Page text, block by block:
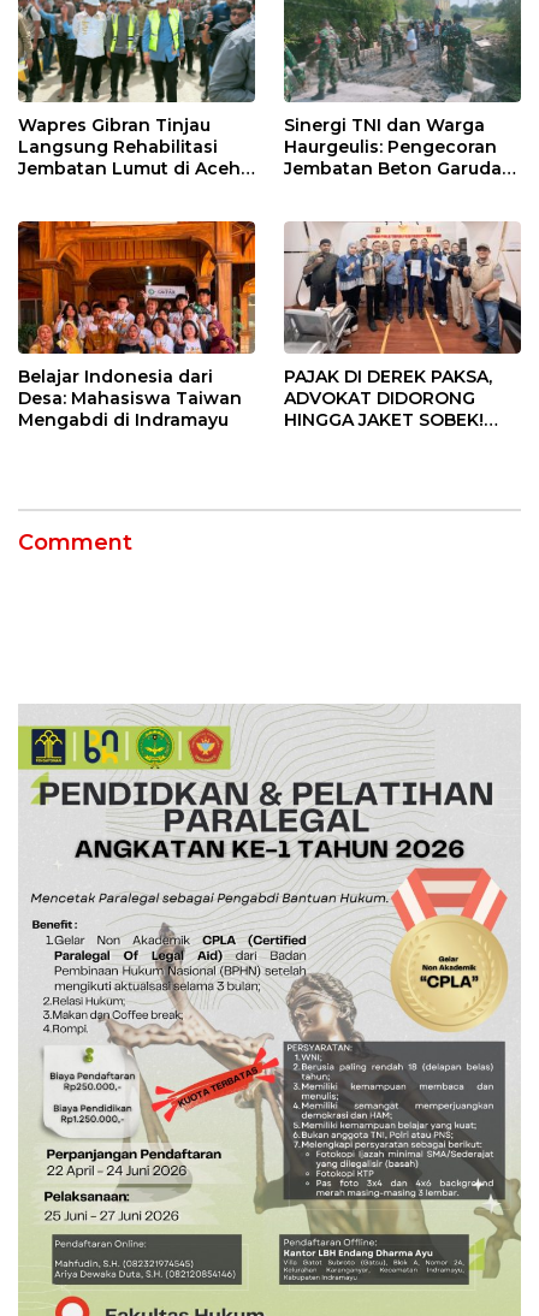
Wapres Gibran Tinjau
Langsung Rehabilitasi
Jembatan Lumut di Aceh
Sinergi TNI dan Warga
Haurgeulis: Pengecoran
Jembatan Beton Garuda
Belajar Indonesia dari
Desa: Mahasiswa Taiwan
Mengabdi di Indramayu
PAJAK DI DEREK PAKSA,
ADVOKAT DIDORONG
HINGGA JAKET SOBEK!
Comment